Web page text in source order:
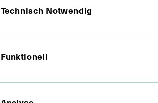
Technisch Notwendig
Funktionell